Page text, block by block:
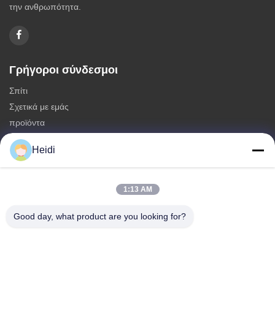
την ανθρωπότητα.
Γρήγοροι σύνδεσμοι
Σπίτι
Σχετικά με εμάς
προϊόντα
Επικοινωνήστε μαζί μας
Κατηγορίες
Μη συνεχείς ίνες πολυεστέρα
Φύλλα πολυεστέρα χαμηλής τήξης
Heidi
1:13 AM
Good day, what product are you looking for?